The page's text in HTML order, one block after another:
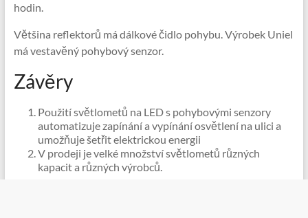
hodin.
Většina reflektorů má dálkové čidlo pohybu. Výrobek Uniel
má vestavěný pohybový senzor.
Závěry
Použití světlometů na LED s pohybovými senzory
automatizuje zapínání a vypínání osvětlení na ulici a
umožňuje šetřit elektrickou energii
V prodeji je velké množství světlometů různých
kapacit a různých výrobců.